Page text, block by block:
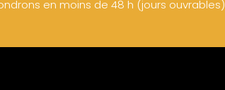
en moins de 48 h (jours ouvrables)